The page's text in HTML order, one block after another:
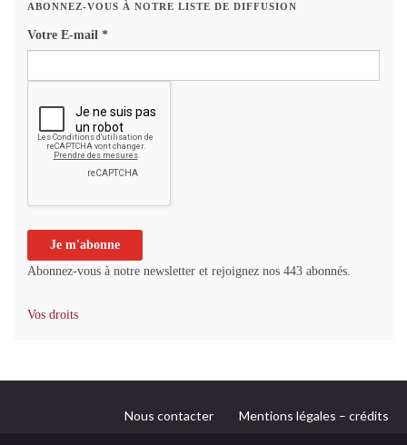
ABONNEZ-VOUS À NOTRE LISTE DE DIFFUSION
Votre E-mail *
Abonnez-vous à notre newsletter et rejoignez nos 443 abonnés.
Vos droits
Nous contacter Mentions légales – crédits